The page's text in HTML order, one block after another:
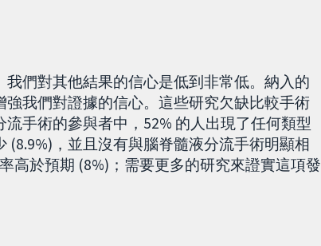
們對其他結果的信心是低到非常低。納入的
我們對證據的信心。這些研究欠缺比較手術
手術的參與者中，52% 的人出現了任何類型
，並且沒有與腦脊髓液分流手術明顯相
高於預期 (8%)；需要更多的研究來證實這項發